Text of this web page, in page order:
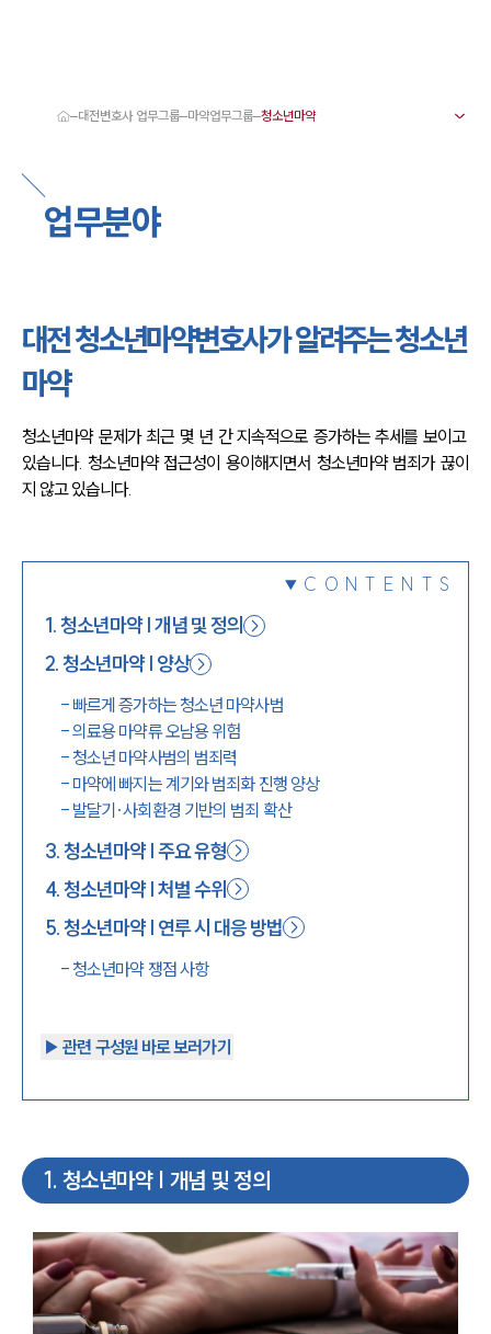
서울·대전변호사
대전형사전문변호사
대전이혼전문변호사
대전학교폭력변호사
대전변호사 주요 업무사례
대전 분사무소 오시는 길
대전변호사상담 상담접수
채용정보
대전변호사 업무그룹 마약업무그룹
업무분야
대전 청소년마약변호사가 알려주는 청소년
마약
청소년마약 문제가 최근 몇 년 간 지속적으로 증가하는 추세를 보이고
있습니다. 청소년마약 접근성이 용이해지면서 청소년마약 범죄가 끊이
지 않고 있습니다.
CONTENTS
1.청소년마약 | 개념 및 정의
2.청소년마약 | 양상
- 빠르게 증가하는 청소년 마약사범
-의료용 마약류 오남용 위험
-청소년 마약사범의 범죄력
- 마약에 빠지는 계기와 범죄화 진행 양상
- 발달기·사회환경 기반의 범죄 확산
3.청소년마약 | 주요 유형
4.청소년마약 | 처벌 수위
5.청소년마약 | 연루 시 대응 방법
-청소년마약 쟁점 사항
▶︎ 관련 구성원 바로 보러가기
1. 청소년마약 | 개념 및 정의